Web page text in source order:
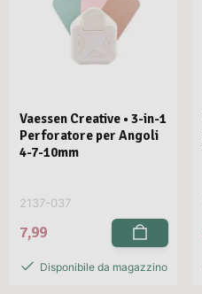
Vaessen Creative • 3-in-1
Perforatore per Angoli
4-7-10mm
2137-037
7,99
Disponibile da magazzino